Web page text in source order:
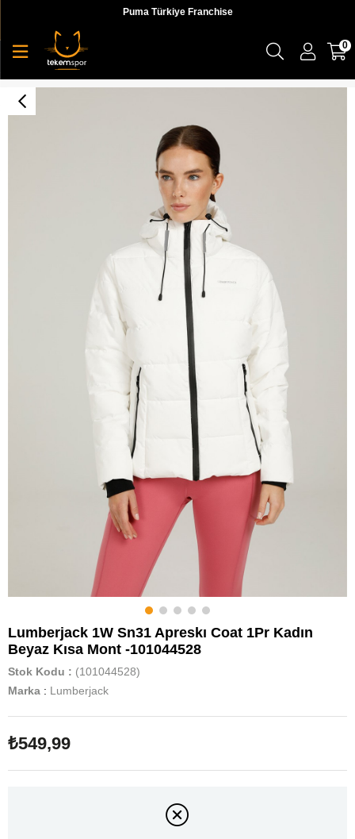
Puma Türkiye Franchise
0
Lumberjack 1W Sn31 Apreskı Coat 1Pr Kadın
Beyaz Kısa Mont -101044528
Stok Kodu
(101044528)
Marka : Lumberjack
₺549,99